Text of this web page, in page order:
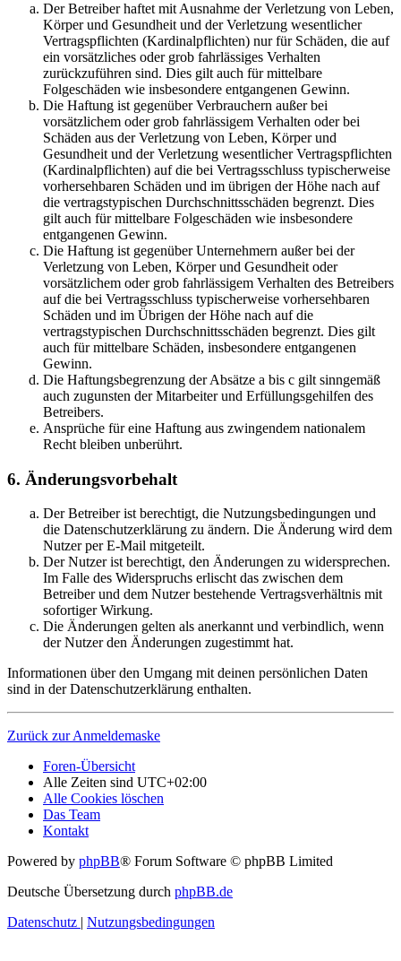
Der Betreiber haftet mit Ausnahme der Verletzung von Leben,
Körper und Gesundheit und der Verletzung wesentlicher
Vertragspflichten (Kardinalpflichten) nur für Schäden, die auf
ein vorsätzliches oder grob fahrlässiges Verhalten
zurückzuführen sind. Dies gilt auch für mittelbare
Folgeschäden wie insbesondere entgangenen Gewinn.
Die Haftung ist gegenüber Verbrauchern außer bei
vorsätzlichem oder grob fahrlässigem Verhalten oder bei
Schäden aus der Verletzung von Leben, Körper und
Gesundheit und der Verletzung wesentlicher Vertragspflichten
(Kardinalpflichten) auf die bei Vertragsschluss typischerweise
vorhersehbaren Schäden und im übrigen der Höhe nach auf
die vertragstypischen Durchschnittsschäden begrenzt. Dies
gilt auch für mittelbare Folgeschäden wie insbesondere
entgangenen Gewinn.
Die Haftung ist gegenüber Unternehmern außer bei der
Verletzung von Leben, Körper und Gesundheit oder
vorsätzlichem oder grob fahrlässigem Verhalten des Betreibers
auf die bei Vertragsschluss typischerweise vorhersehbaren
Schäden und im Übrigen der Höhe nach auf die
vertragstypischen Durchschnittsschäden begrenzt. Dies gilt
auch für mittelbare Schäden, insbesondere entgangenen
Gewinn.
Die Haftungsbegrenzung der Absätze a bis c gilt sinngemäß
auch zugunsten der Mitarbeiter und Erfüllungsgehilfen des
Betreibers.
Ansprüche für eine Haftung aus zwingendem nationalem
Recht bleiben unberührt.
6. Änderungsvorbehalt
Der Betreiber ist berechtigt, die Nutzungsbedingungen und
die Datenschutzerklärung zu ändern. Die Änderung wird dem
Nutzer per E-Mail mitgeteilt.
Der Nutzer ist berechtigt, den Änderungen zu widersprechen.
Im Falle des Widerspruchs erlischt das zwischen dem
Betreiber und dem Nutzer bestehende Vertragsverhältnis mit
sofortiger Wirkung.
Die Änderungen gelten als anerkannt und verbindlich, wenn
der Nutzer den Änderungen zugestimmt hat.
Informationen über den Umgang mit deinen persönlichen Daten
sind in der Datenschutzerklärung enthalten.
Zurück zur Anmeldemaske
Foren-Übersicht
Alle Zeiten sind UTC+02:00
Alle Cookies löschen
Das Team
Kontakt
Powered by phpBB® Forum Software © phpBB Limited
Deutsche Übersetzung durch phpBB.de
Datenschutz | Nutzungsbedingungen